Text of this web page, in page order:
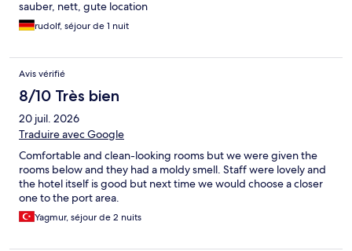
sauber, nett, gute location
rudolf, séjour de 1 nuit
Avis vérifié
8/10 Très bien
20 juil. 2026
Traduire avec Google
Comfortable and clean-looking rooms but we were given the
rooms below and they had a moldy smell. Staff were lovely and
the hotel itself is good but next time we would choose a closer
one to the port area.
Yagmur, séjour de 2 nuits